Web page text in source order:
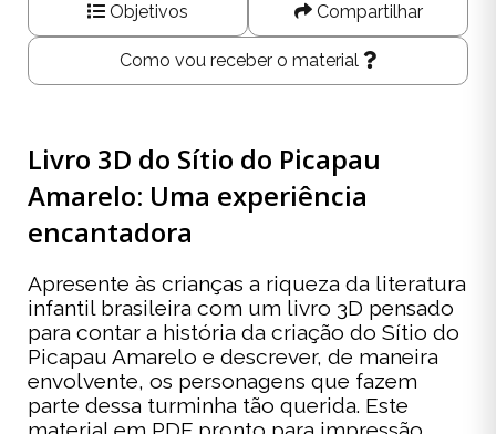
Objetivos Compartilhar
Como vou receber o material
Livro 3D do Sítio do Picapau
Amarelo: Uma experiência
encantadora
Apresente às crianças a riqueza da literatura
infantil brasileira com um livro 3D pensado
para contar a história da criação do Sítio do
Picapau Amarelo e descrever, de maneira
envolvente, os personagens que fazem
parte dessa turminha tão querida. Este